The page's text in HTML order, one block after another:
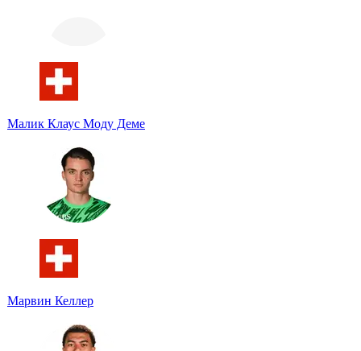
Малик Клаус Моду Деме
Марвин Келлер